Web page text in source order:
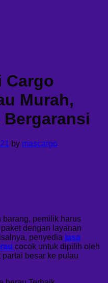
Cargo
Murah,
Bergaransi
by mascargo
pemilik harus
dengan layanan
penyedia jasa
cocok untuk dipilih oleh
besar ke pulau